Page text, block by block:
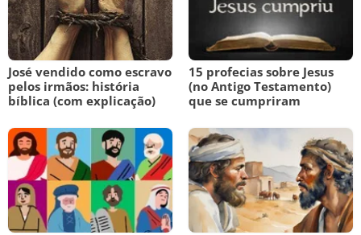
José vendido como escravo
pelos irmãos: história
bíblica (com explicação)
15 profecias sobre Jesus
(no Antigo Testamento)
que se cumpriram